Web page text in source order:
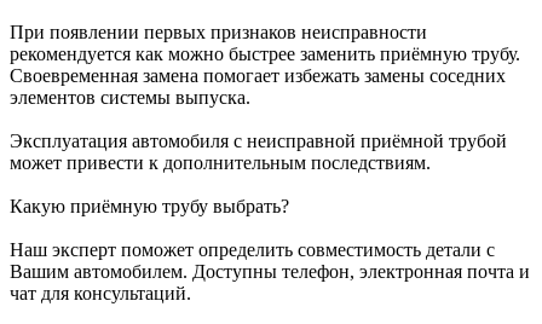
При появлении первых признаков неисправности
рекомендуется как можно быстрее заменить приёмную трубу.
Своевременная замена помогает избежать замены соседних
элементов системы выпуска.
Эксплуатация автомобиля с неисправной приёмной трубой
может привести к дополнительным последствиям.
Какую приёмную трубу выбрать?
Наш эксперт поможет определить совместимость детали с
Вашим автомобилем. Доступны телефон, электронная почта и
чат для консультаций.